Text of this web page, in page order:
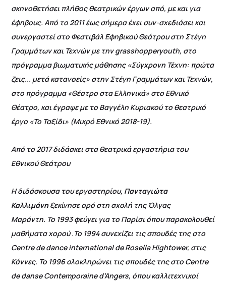
σκηνοθετήσει πλήθος θεατρικών έργων από, με και για
έφηβους. Από το 2011 έως σήμερα έχει συν-σχεδιάσει και
συνεργαστεί στο Φεστιβάλ Εφηβικού Θεάτρου στη Στέγη
Γραμμάτων και Τεχνών με την grasshopperyouth, στο
πρόγραμμα βιωματικής μάθησης «Σύγχρονη Τέχνη: πρώτα
ζεις... μετά κατανοείς» στην Στέγη Γραμμάτων και Τεχνών,
στο πρόγραμμα «Θέατρο στα Ελληνικά» στο Εθνικό
Θέατρο, και έγραψε με το Βαγγέλη Κυριακού το θεατρικό
έργο «Το Ταξίδι» (Μικρό Εθνικό 2018-19).
Από το 2017 διδάσκει στα θεατρικά εργαστήρια του
Εθνικού Θεάτρου
Η διδάσκουσα του εργαστηρίου, Πανταγιώτα
Καλλιμάνηξεκίνησε ορό στη σχολή της Όλγας
Μαράντη. Το 1993 φεύγει για το Παρίσι όπου παρακολουθεί
μαθήματα χορού .Το 1994 συνεχίζει τις σπουδές της στο
Centre de dance international de Rosella Hightower, στις
Κάννες. Το 1996 ολοκληρώνει τις σπουδές της στο Centre
de danse Contemporaine d’Angers, όπου καλλιτεχνικοί